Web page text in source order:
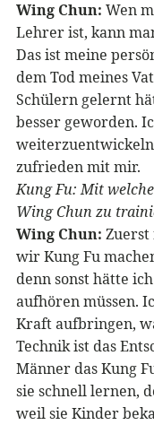
Wing Chun: Wen
Lehrer ist, kann
Das ist meine
dem Tod meines
Schülern gelernt
besser geworden.
zufrieden mit mir.
Kung Fu: Mit
Wing Chun zu
Wing Chun:
wir Kung Fu
denn sonst hätte
aufhören müssen.
Kraft aufbringen,
Technik ist das
Männer das Kung
sie schnell lernen,
weil sie Kinder